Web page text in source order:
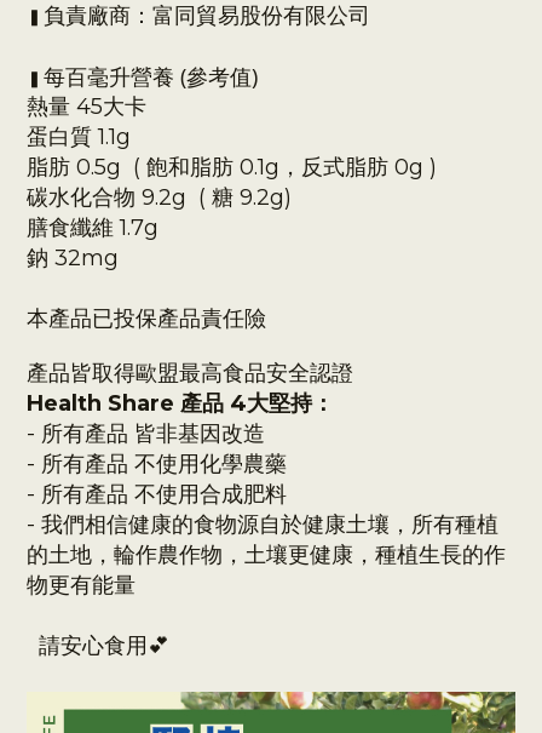
▍ 負責廠商：富同貿易股份有限公司
▍ 每百毫升營養 (參考值)
熱量 45大卡
蛋白質 1.1g
脂肪 0.5g ( 飽和脂肪 0.1g，反式脂肪 0g )
碳水化合物 9.2g ( 糖 9.2g)
膳食纖維 1.7g
鈉 32mg
本產品已投保產品責任險
產品皆取得歐盟最高食品安全認證
Health Share 產品 4大堅持：
- 所有產品 皆非基因改造
- 所有產品 不使用化學農藥
- 所有產品 不使用合成肥料
- 我們相信健康的食物源自於健康土壤，所有種植
的土地， 輪作農作物 ，土壤更健康，種植生長的作
物更有能量
請安心食用💕